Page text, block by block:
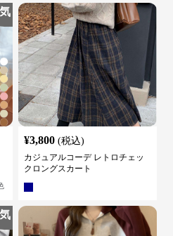
¥3,800 (税込)
カジュアルコーデ レトロチェッ
クロングスカート